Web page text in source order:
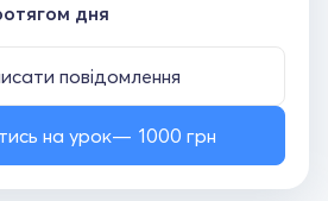
дня
повідомлення
на урок 1000 грн